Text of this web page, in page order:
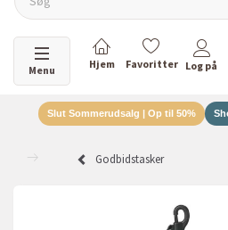
Skifte navigation
Menu
Slut Sommerudsalg | Op til 50%
Godbidstasker